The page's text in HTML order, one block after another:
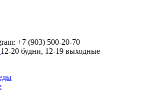
+7 (903) 500-20-70
12-20 будни, 12-19 выходные